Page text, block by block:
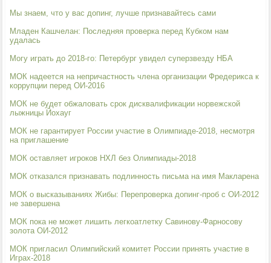
Мы знаем, что у вас допинг, лучше признавайтесь сами
Младен Кашчелан: Последняя проверка перед Кубком нам
удалась
Могу играть до 2018-го: Петербург увидел суперзвезду НБА
МОК надеется на непричастность члена организации Фредерикса к
коррупции перед ОИ-2016
МОК не будет обжаловать срок дисквалификации норвежской
лыжницы Йохауг
МОК не гарантирует России участие в Олимпиаде-2018, несмотря
на приглашение
МОК оставляет игроков НХЛ без Олимпиады-2018
МОК отказался признавать подлинность письма на имя Макларена
МОК о высказываниях Жибы: Перепроверка допинг-проб с ОИ-2012
не завершена
МОК пока не может лишить легкоатлетку Савинову-Фарносову
золота ОИ-2012
МОК пригласил Олимпийский комитет России принять участие в
Играх-2018